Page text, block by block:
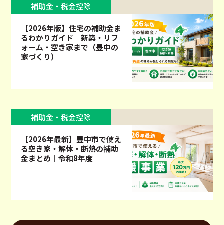
補助金・税金控除
【2026年版】住宅の補助金ま
るわかりガイド｜新築・リフ
ォーム・空き家まで（豊中の
家づくり）
補助金・税金控除
【2026年最新】豊中市で使え
る空き家・解体・断熱の補助
金まとめ｜令和8年度